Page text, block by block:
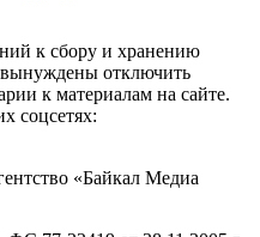
к сбору и хранению
отключить
к материалам на сайте.
соцсетях:
«Байкал Медиа